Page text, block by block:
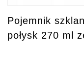
Pojemnik
połysk 270 ml